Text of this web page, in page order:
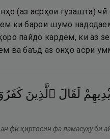
(аз асрҳои гузашта)
ки барои шумо
пайдо кардем, ки аз
ва баъд аз онҳо асри
لَقَالَ ٱلَّذِينَ
фӣ қиртосин фа ламасуҳу би